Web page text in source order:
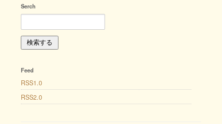
Serch
Feed
RSS1.0
RSS2.0